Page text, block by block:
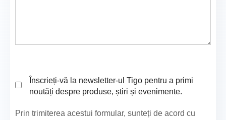
Înscrieți-vă la newsletter-ul Tigo pentru a primi
noutăți despre produse, știri și evenimente.
Prin trimiterea acestui formular, sunteți de acord cu